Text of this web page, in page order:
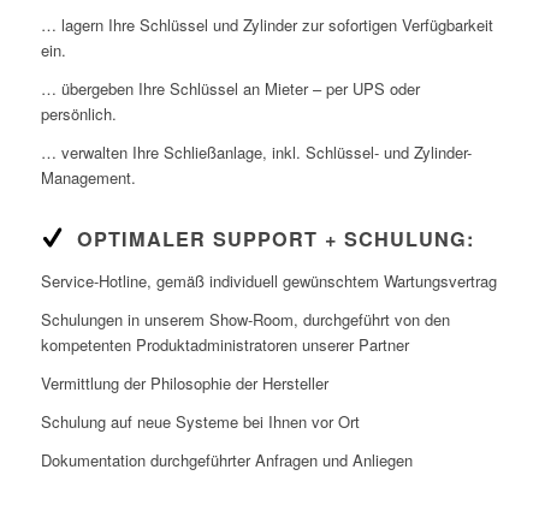
… lagern Ihre Schlüssel und Zylinder zur sofortigen Verfügbarkeit
ein.
… übergeben Ihre Schlüssel an Mieter – per UPS oder
persönlich.
… verwalten Ihre Schließanlage, inkl. Schlüssel- und Zylinder-
Management.
OPTIMALER SUPPORT + SCHULUNG:
Service-Hotline, gemäß individuell gewünschtem Wartungsvertrag
Schulungen in unserem Show-Room, durchgeführt von den
kompetenten Produktadministratoren unserer Partner
Vermittlung der Philosophie der Hersteller
Schulung auf neue Systeme bei Ihnen vor Ort
Dokumentation durchgeführter Anfragen und Anliegen